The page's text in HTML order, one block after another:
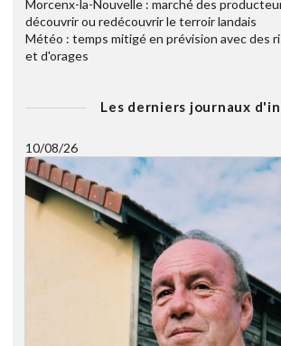
Morcenx-la-Nouvelle : marché des
découvrir ou redécouvrir le terroir landais
Météo : temps mitigé en prévision avec des
et d'orages
Les derniers journaux
10/08/26